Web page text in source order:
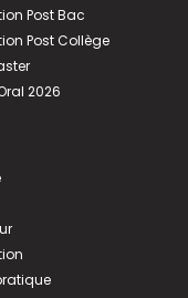
Post Bac
Post Collège
2026